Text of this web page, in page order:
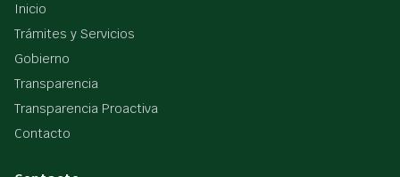
Inicio
Trámites y Servicios
Gobierno
Transparencia
Transparencia Proactiva
Contacto